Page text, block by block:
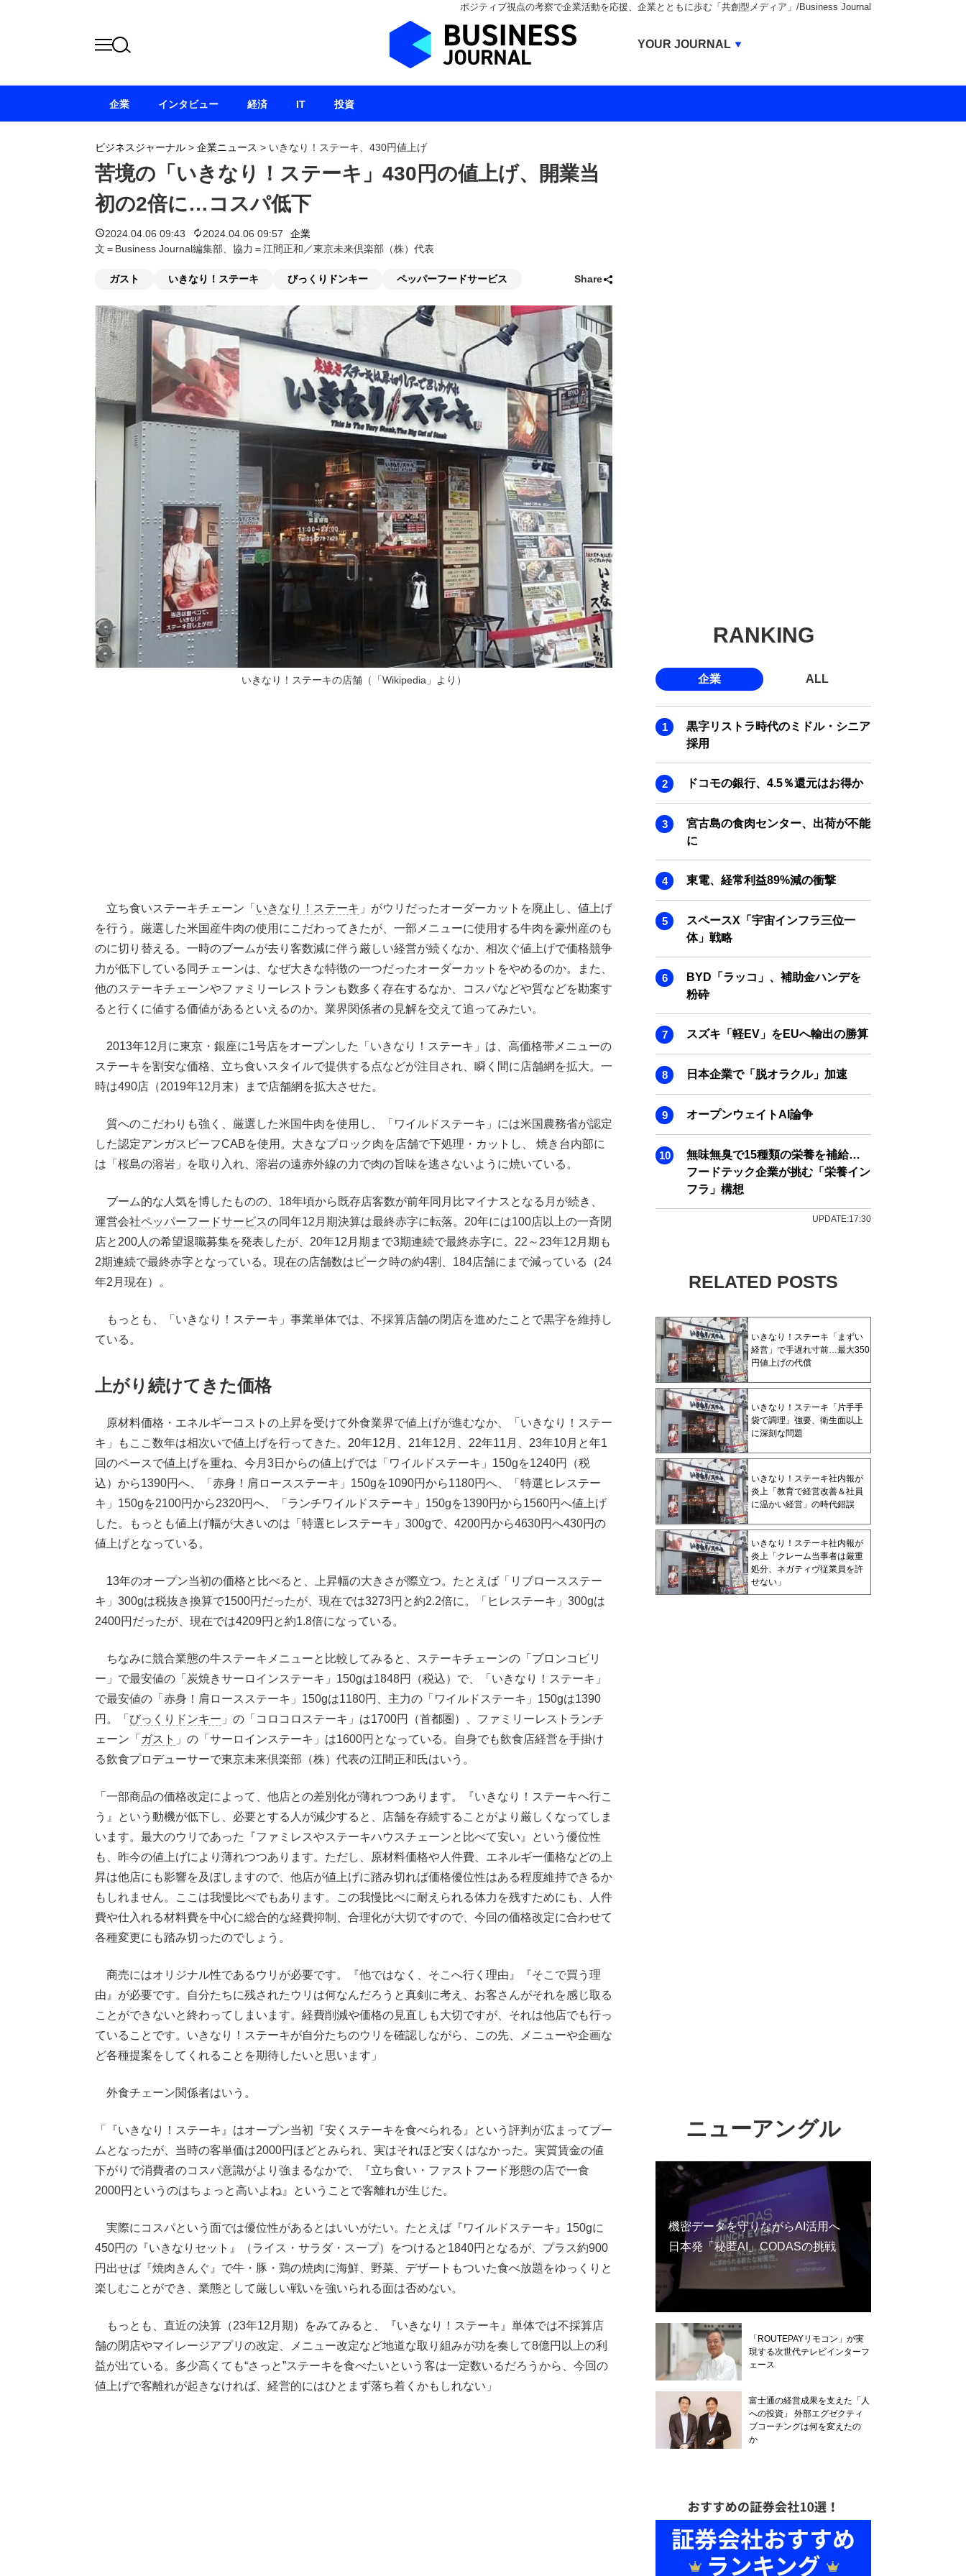
ポジティブ視点の考察で企業活動を応援、企業とともに歩む「共創型メディア」/Business Journal
ビジネスジャーナル > 企業ニュース > いきなり！ステーキ、430円値上げ
苦境の「いきなり！ステーキ」430円の値上げ、開業当
初の2倍に…コスパ低下
2024.04.06 09:43 2024.04.06 09:57
企業
文＝Business Journal編集部、協力＝江間正和／東京未来倶楽部（株）代表
ガスト いきなり！ステーキ びっくりドンキー ペッパーフードサービス Share
いきなり！ステーキの店舗（「Wikipedia」より）
立ち食いステーキチェーン「 いきなり！ステーキ 」がウリだったオーダーカットを廃止し、値上げ
を行う。厳選した米国産牛肉の使用にこだわってきたが、一部メニューに使用する牛肉を豪州産のも
のに切り替える。一時のブームが去り客数減に伴う厳しい経営が続くなか、相次ぐ値上げで価格競争
力が低下している同チェーンは、なぜ大きな特徴の一つだったオーダーカットをやめるのか。また、
他のステーキチェーンやファミリーレストランも数多く存在するなか、コスパなどや質などを勘案す
ると行くに値する価値があるといえるのか。業界関係者の見解を交えて追ってみたい。
2013年12月に東京・銀座に1号店をオープンした「いきなり！ステーキ」は、高価格帯メニューの
ステーキを割安な価格、立ち食いスタイルで提供する点などが注目され、瞬く間に店舗網を拡大。一
時は490店（2019年12月末）まで店舗網を拡大させた。
質へのこだわりも強く、厳選した米国牛肉を使用し、「ワイルドステーキ」には米国農務省が認定
した認定アンガスビーフCABを使用。大きなブロック肉を店舗で下処理・カットし、 焼き台内部に
は「桜島の溶岩」を取り入れ、溶岩の遠赤外線の力で肉の旨味を逃さないように焼いている。
ブーム的な人気を博したものの、18年頃から既存店客数が前年同月比マイナスとなる月が続き、
運営会社ペッパーフードサービスの同年12月期決算は最終赤字に転落。20年には100店以上の一斉閉
店と200人の希望退職募集を発表したが、20年12月期まで3期連続で最終赤字に。22～23年12月期も
2期連続で最終赤字となっている。現在の店舗数はピーク時の約4割、184店舗にまで減っている（24
年2月現在）。
もっとも、「いきなり！ステーキ」事業単体では、不採算店舗の閉店を進めたことで黒字を維持し
ている。
上がり続けてきた価格
原材料価格・エネルギーコストの上昇を受けて外食業界で値上げが進むなか、「いきなり！ステー
キ」もここ数年は相次いで値上げを行ってきた。20年12月、21年12月、22年11月、23年10月と年1
回のペースで値上げを重ね、今月3日からの値上げでは「ワイルドステーキ」150gを1240円（税
込）から1390円へ、「赤身！肩ロースステーキ」150gを1090円から1180円へ、「特選ヒレステー
キ」150gを2100円から2320円へ、「ランチワイルドステーキ」150gを1390円から1560円へ値上げ
した。もっとも値上げ幅が大きいのは「特選ヒレステーキ」300gで、4200円から4630円へ430円の
値上げとなっている。
13年のオープン当初の価格と比べると、上昇幅の大きさが際立つ。たとえば「リブロースステー
キ」300gは税抜き換算で1500円だったが、現在では3273円と約2.2倍に。「ヒレステーキ」300gは
2400円だったが、現在では4209円と約1.8倍になっている。
ちなみに競合業態の牛ステーキメニューと比較してみると、ステーキチェーンの「ブロンコビリ
ー」で最安値の「炭焼きサーロインステーキ」150gは1848円（税込）で、「いきなり！ステーキ」
で最安値の「赤身！肩ロースステーキ」150gは1180円、主力の「ワイルドステーキ」150gは1390
円。「 びっくりドンキー 」の「コロコロステーキ」は1700円（首都圏）、ファミリーレストランチ
ェーン「 ガスト 」の「サーロインステーキ」は1600円となっている。自身でも飲食店経営を手掛け
る飲食プロデューサーで東京未来倶楽部（株）代表の江間正和氏はいう。
「一部商品の価格改定によって、他店との差別化が薄れつつあります。『いきなり！ステーキへ行こ
う』という動機が低下し、必要とする人が減少すると、店舗を存続することがより厳しくなってしま
います。最大のウリであった『ファミレスやステーキハウスチェーンと比べて安い』という優位性
も、昨今の値上げにより薄れつつあります。ただし、原材料価格や人件費、エネルギー価格などの上
昇は他店にも影響を及ぼしますので、他店が値上げに踏み切れば価格優位性はある程度維持できるか
もしれません。ここは我慢比べでもあります。この我慢比べに耐えられる体力を残すためにも、人件
費や仕入れる材料費を中心に総合的な経費抑制、合理化が大切ですので、今回の価格改定に合わせて
各種変更にも踏み切ったのでしょう。
商売にはオリジナル性であるウリが必要です。『他ではなく、そこへ行く理由』『そこで買う理
由』が必要です。自分たちに残されたウリは何なんだろうと真剣に考え、お客さんがそれを感じ取る
ことができないと終わってしまいます。経費削減や価格の見直しも大切ですが、それは他店でも行っ
ていることです。いきなり！ステーキが自分たちのウリを確認しながら、この先、メニューや企画な
ど各種提案をしてくれることを期待したいと思います」
外食チェーン関係者はいう。
「『いきなり！ステーキ』はオープン当初『安くステーキを食べられる』という評判が広まってブー
ムとなったが、当時の客単価は2000円ほどとみられ、実はそれほど安くはなかった。実質賃金の値
下がりで消費者のコスパ意識がより強まるなかで、『立ち食い・ファストフード形態の店で一食
2000円というのはちょっと高いよね』ということで客離れが生じた。
実際にコスパという面では優位性があるとはいいがたい。たとえば『ワイルドステーキ』150gに
450円の『いきなりセット』（ライス・サラダ・スープ）をつけると1840円となるが、プラス約900
円出せば『焼肉きんぐ』で牛・豚・鶏の焼肉に海鮮、野菜、デザートもついた食べ放題をゆっくりと
楽しむことができ、業態として厳しい戦いを強いられる面は否めない。
もっとも、直近の決算（23年12月期）をみてみると、『いきなり！ステーキ』単体では不採算店
舗の閉店やマイレージアプリの改定、メニュー改定など地道な取り組みが功を奏して8億円以上の利
益が出ている。多少高くても“さっと”ステーキを食べたいという客は一定数いるだろうから、今回の
値上げで客離れが起きなければ、経営的にはひとまず落ち着くかもしれない」
RANKING
企業 ALL
黒字リストラ時代のミドル・シニア
採用
ドコモの銀行、4.5％還元はお得か
宮古島の食肉センター、出荷が不能
に
東電、経常利益89%減の衝撃
スペースX「宇宙インフラ三位一
体」戦略
BYD「ラッコ」、補助金ハンデを
粉砕
スズキ「軽EV」をEUへ輸出の勝算
日本企業で「脱オラクル」加速
オープンウェイトAI論争
無味無臭で15種類の栄養を補給…
フードテック企業が挑む「栄養イン
フラ」構想
UPDATE:17:30
RELATED POSTS
いきなり！ステーキ「まずい
経営」で手遅れ寸前…最大350
円値上げの代償
いきなり！ステーキ「片手手
袋で調理」強要、衛生面以上
に深刻な問題
いきなり！ステーキ社内報が
炎上「教育で経営改善＆社員
に温かい経営」の時代錯誤
いきなり！ステーキ社内報が
炎上「クレーム当事者は厳重
処分、ネガティヴ従業員を許
せない」
ニューアングル
機密データを守りながらAI活用へ
日本発「秘匿AI」CODASの挑戦
「ROUTEPAYリモコン」が実
現する次世代テレビインターフ
ェース
富士通の経営成果を支えた「人
への投資」 外部エグゼクティ
ブコーチングは何を変えたの
か
企業 インタビュー 経済 IT 投資
YOUR JOURNAL
BUSINESS JOURNAL